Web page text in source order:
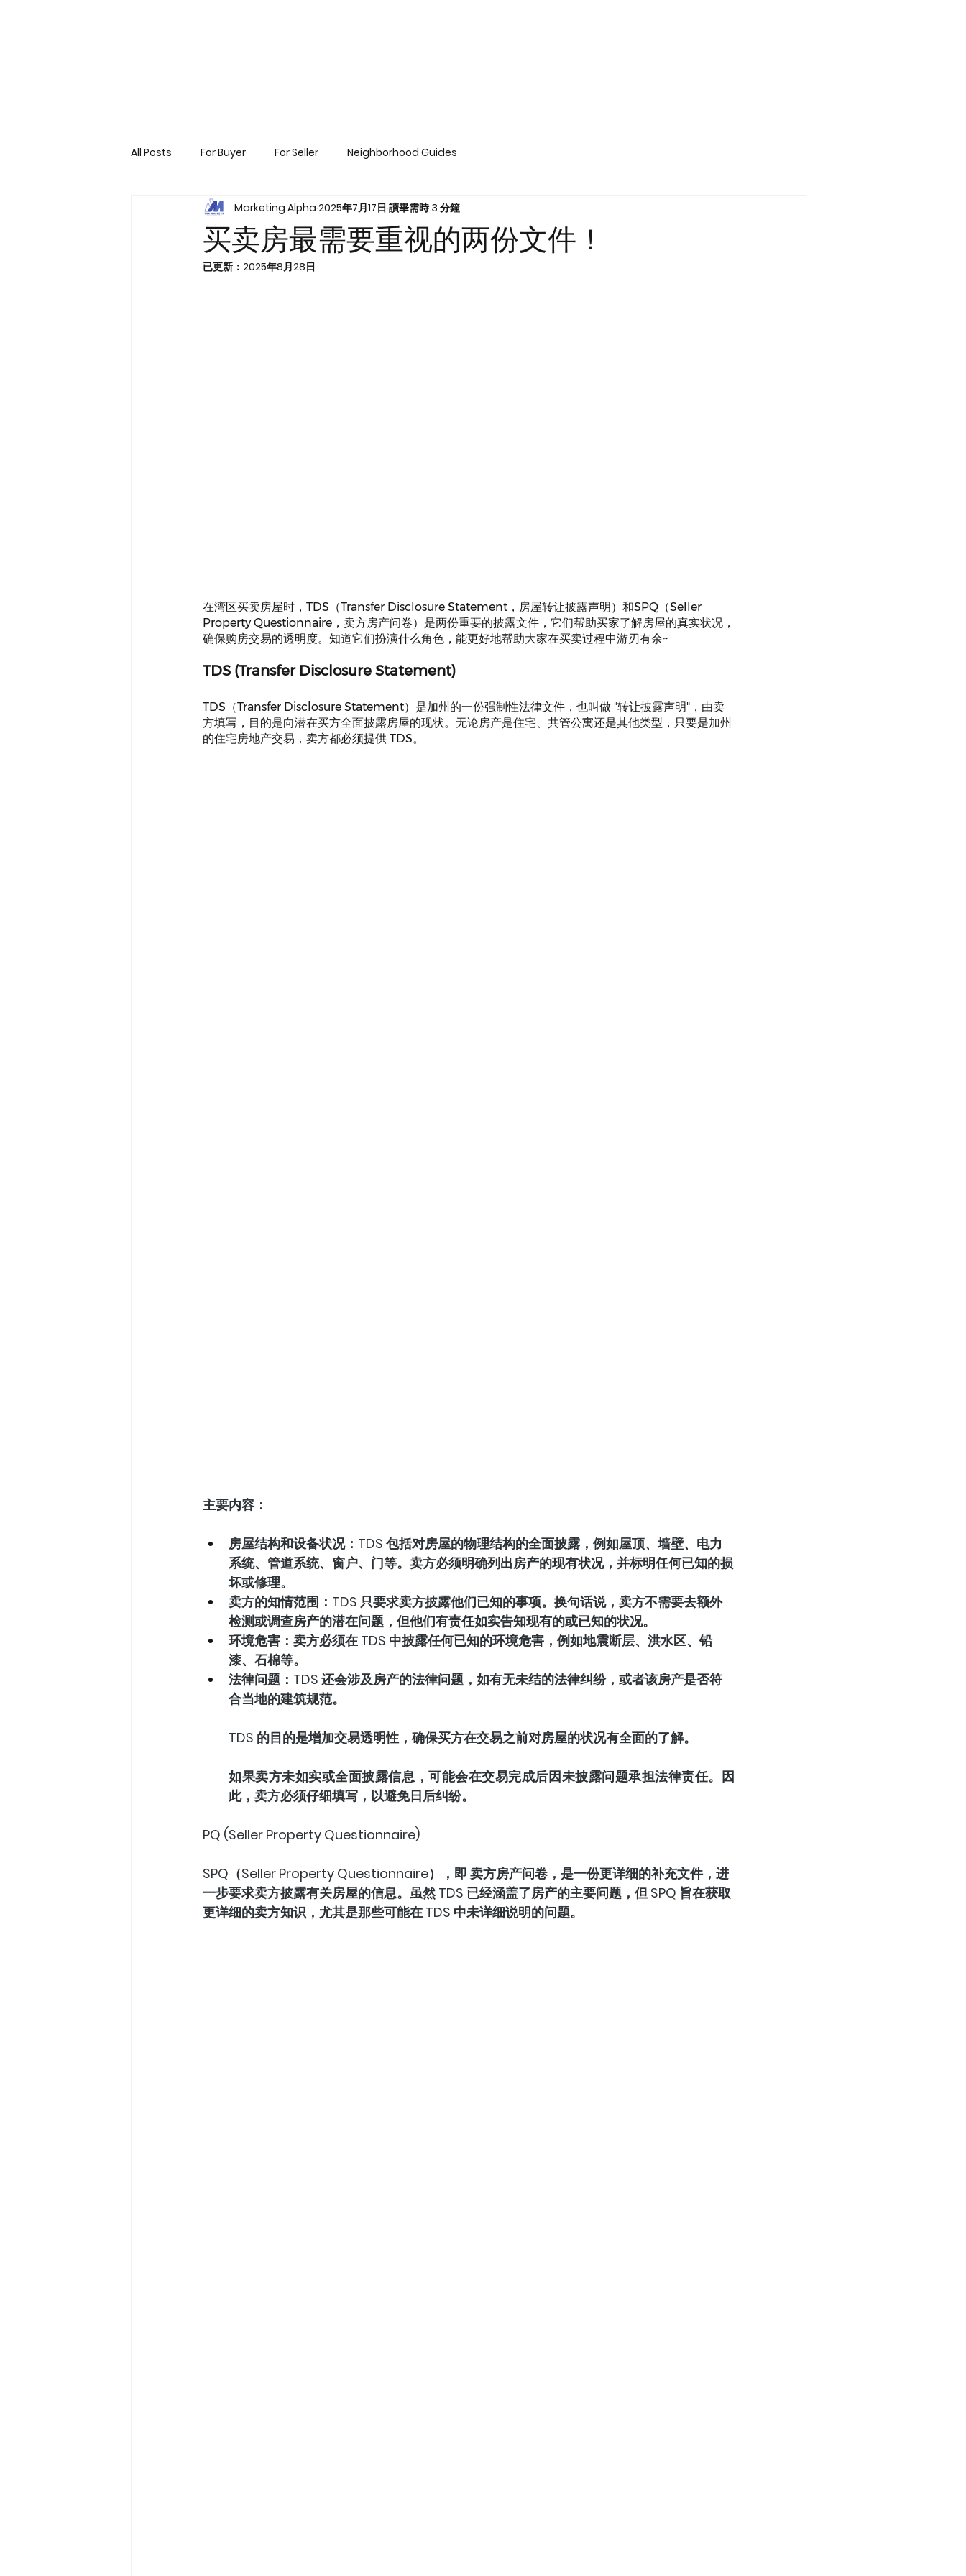
All Posts For Buyer For Seller Neighborhood Guides
买卖房最需要重视的两份文件！
Marketing Alpha 2025年7月17日 讀畢需時 3 分鐘
已更新： 2025年8月28日
在湾区买卖房屋时，TDS（Transfer Disclosure Statement，房屋转让披露声明）和SPQ（Seller
Property Questionnaire，卖方房产问卷）是两份重要的披露文件，它们帮助买家了解房屋的真实状况，
确保购房交易的透明度。知道它们扮演什么角色，能更好地帮助大家在买卖过程中游刃有余~
TDS (Transfer Disclosure Statement)
TDS（Transfer Disclosure Statement）是加州的一份强制性法律文件，也叫做 "转让披露声明"，由卖
方填写，目的是向潜在买方全面披露房屋的现状。无论房产是住宅、共管公寓还是其他类型，只要是加州
的住宅房地产交易，卖方都必须提供 TDS。
主要内容：
房屋结构和设备状况：TDS 包括对房屋的物理结构的全面披露，例如屋顶、墙壁、电力
系统、管道系统、窗户、门等。卖方必须明确列出房产的现有状况，并标明任何已知的损
坏或修理。
卖方的知情范围：TDS 只要求卖方披露他们已知的事项。换句话说，卖方不需要去额外
检测或调查房产的潜在问题，但他们有责任如实告知现有的或已知的状况。
环境危害：卖方必须在 TDS 中披露任何已知的环境危害，例如地震断层、洪水区、铅
漆、石棉等。
法律问题：TDS 还会涉及房产的法律问题，如有无未结的法律纠纷，或者该房产是否符
合当地的建筑规范。
TDS 的目的是增加交易透明性，确保买方在交易之前对房屋的状况有全面的了解。
如果卖方未如实或全面披露信息，可能会在交易完成后因未披露问题承担法律责任。因
此，卖方必须仔细填写，以避免日后纠纷。
PQ (Seller Property Questionnaire)
SPQ（Seller Property Questionnaire），即 卖方房产问卷，是一份更详细的补充文件，进
一步要求卖方披露有关房屋的信息。虽然 TDS 已经涵盖了房产的主要问题，但 SPQ 旨在获取
更详细的卖方知识，尤其是那些可能在 TDS 中未详细说明的问题。